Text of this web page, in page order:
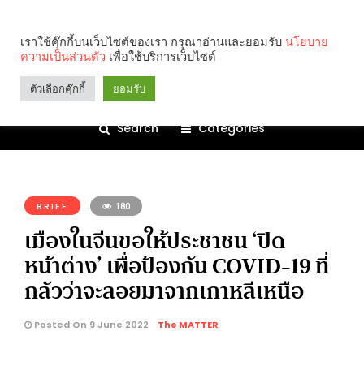
Search Categories
BRIEF 180
เมืองในจีนขอให้ประชาชน ‘ปิด
หน้าต่าง’ เพื่อป้องกัน COVID-19 ที่
กลัวว่าจะลอยมาจากเกาหลีเหนือ
Posted On 9 June 2022 The MATTER
เราใช้คุ๊กกี้บนเว็บไซต์ของเรา กรุณาอ่านและยอมรับ นโยบาย
ความเป็นส่วนตัว เพื่อใช้บริการเว็บไซต์
ตัวเลือกคุ๊กกี้ ยอมรับ